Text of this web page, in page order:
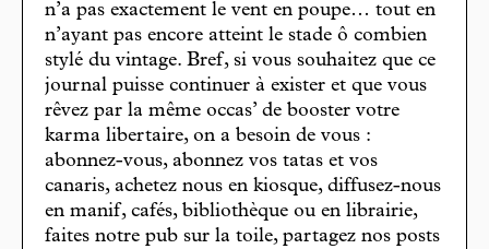
n’a pas exactement le vent en poupe… tout en
n’ayant pas encore atteint le stade ô combien
stylé du vintage. Bref, si vous souhaitez que ce
journal puisse continuer à exister et que vous
rêvez par la même occas’ de booster votre
karma libertaire, on a besoin de vous :
abonnez-vous, abonnez vos tatas et vos
canaris, achetez nous en kiosque, diffusez-nous
en manif, cafés, bibliothèque ou en librairie,
faites notre pub sur la toile, partagez nos posts